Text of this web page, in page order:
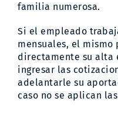
familia numerosa.
Si el empleado
mensuales, el
directamente su alta
ingresar las
adelantarle su
caso no se aplican